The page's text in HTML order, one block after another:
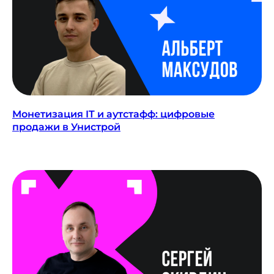
Монетизация IT и аутстафф: цифровые
продажи в Унистрой
ПОДПИСАТЬСЯ
YOUTUBE
TELEGRAM